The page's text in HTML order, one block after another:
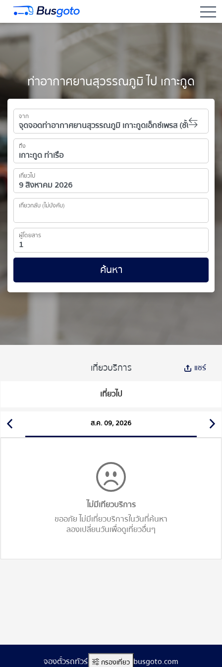
ท่าอากาศยานสุวรรณภูมิ ไป เกาะกูด
จาก
ถึง
เที่ยวไป
เที่ยวกลับ (ไม่บังคับ)
ผู้โดยสาร
ค้นหา
เที่ยวบริการ แชร์
เที่ยวไป
ส.ค. 09, 2026
ไม่มีเทียวบริการ
ขออภัย ไม่มีเที่ยวบริการในวันที่ค้นหา
ลองเปลี่ยนวันเพื่อดูเที่ยวอื่นๆ
กรองเที่ยว
จองตั๋วรถทัวร์ออนไลน์ www.busgoto.com